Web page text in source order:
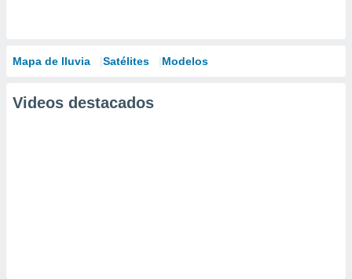
Mapa de lluvia Satélites Modelos
Videos destacados